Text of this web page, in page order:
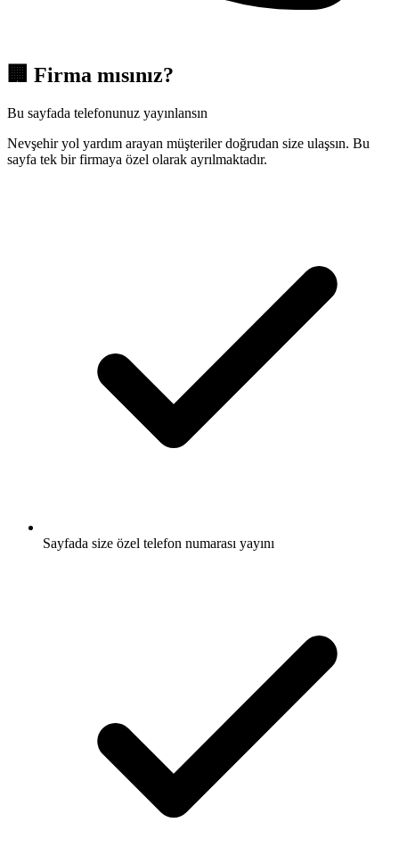
🏢 Firma mısınız?
Bu sayfada telefonunuz yayınlansın
Nevşehir yol yardım arayan müşteriler doğrudan size ulaşsın. Bu
sayfa tek bir firmaya özel olarak ayrılmaktadır.
Sayfada size özel telefon numarası yayını